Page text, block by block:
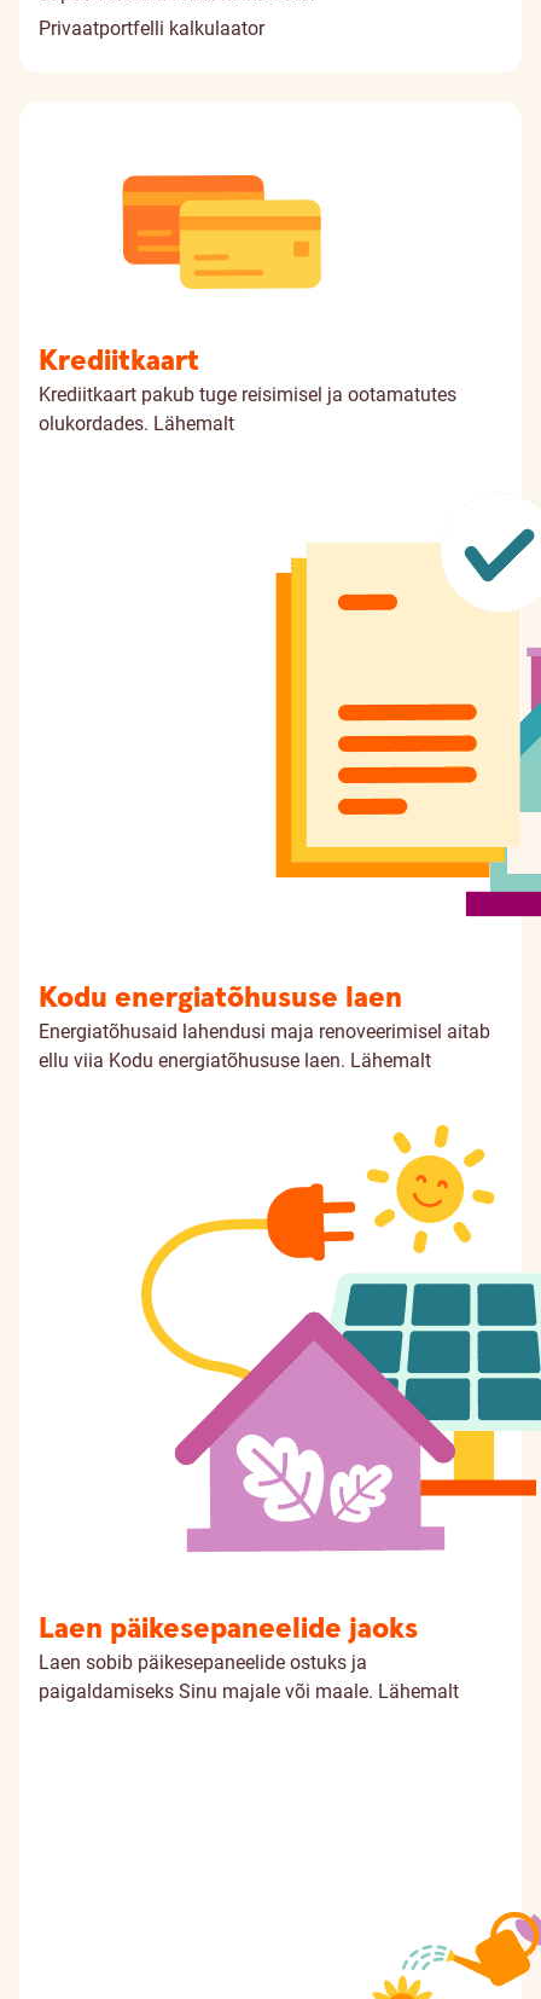
Privaatportfelli kalkulaator
Krediitkaart
Krediitkaart pakub tuge reisimisel ja ootamatutes
olukordades. Lähemalt
Kodu energiatõhususe laen
Energiatõhusaid lahendusi maja renoveerimisel aitab
ellu viia Kodu energiatõhususe laen. Lähemalt
Laen päikesepaneelide jaoks
Laen sobib päikesepaneelide ostuks ja
paigaldamiseks Sinu majale või maale. Lähemalt